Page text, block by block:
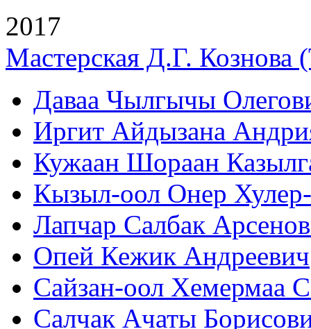
2017
Мастерская Д.Г. Кознова
Даваа Чылгычы
Иргит Айдызана
Кужаан Шораан
Кызыл-оол Онер
Лапчар Салбак
Опей Кежик Андреевич
Сайзан-оол Хемермаа
Салчак Ачаты